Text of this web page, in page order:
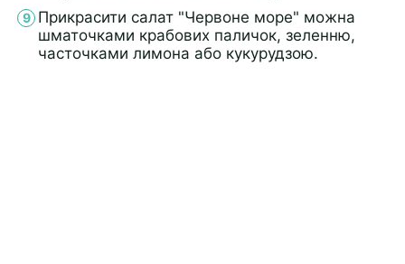
Прикрасити салат "Червоне море" можна
шматочками крабових паличок, зеленню,
часточками лимона або кукурудзою.